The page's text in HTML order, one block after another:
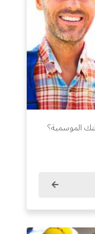
الموسمية؟